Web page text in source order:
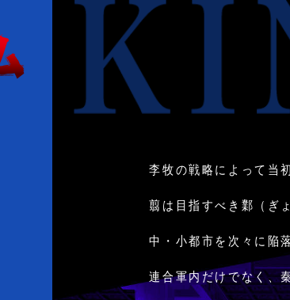
KINGDOM
李牧の戦略によって当
翦は目指すべき鄴（ぎ
中・小都市を次々に陥
連合軍内だけでなく、